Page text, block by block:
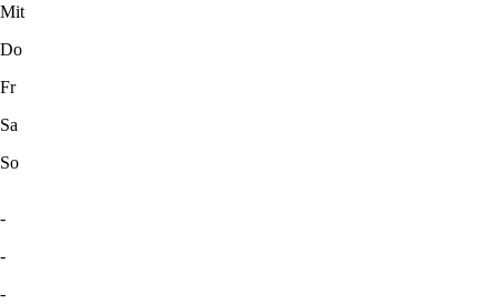
Mit
Do
Fr
Sa
So
-
-
-